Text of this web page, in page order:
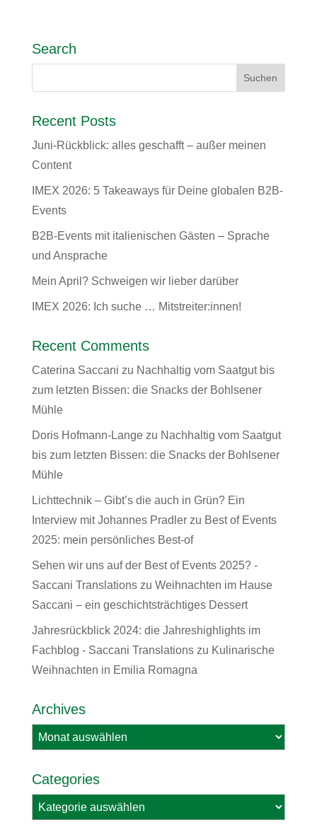
Search
Recent Posts
Juni-Rückblick: alles geschafft – außer meinen
Content
IMEX 2026: 5 Takeaways für Deine globalen B2B-
Events
B2B-Events mit italienischen Gästen – Sprache
und Ansprache
Mein April? Schweigen wir lieber darüber
IMEX 2026: Ich suche … Mitstreiter:innen!
Recent Comments
Caterina Saccani zu Nachhaltig vom Saatgut bis
zum letzten Bissen: die Snacks der Bohlsener
Mühle
Doris Hofmann-Langezu Nachhaltig vom Saatgut
bis zum letzten Bissen: die Snacks der Bohlsener
Mühle
Lichttechnik – Gibt’s die auch in Grün? Ein
Interview mit Johannes Pradlerzu Best of Events
2025: mein persönliches Best-of
Sehen wir uns auf der Best of Events 2025? -
Saccani Translationszu Weihnachten im Hause
Saccani – ein geschichtsträchtiges Dessert
Jahresrückblick 2024: die Jahreshighlights im
Fachblog - Saccani Translationszu Kulinarische
Weihnachten in Emilia Romagna
Archives
Archives
Categories
Categories